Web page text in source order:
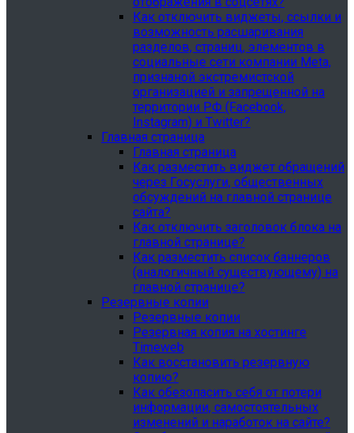
Как отключить виджеты, ссылки и
возможность расшаривания
разделов, страниц, элементов в
социальные сети компании Meta,
признаной экстремистской
организацией и запрещенной на
территории РФ (Facebook,
Instagram) и Twitter?
Главная страница
Главная страница
Как разместить виджет обращений
через Госуслуги, общественных
обсуждений на главной странице
сайта?
Как отключить заголовок блока на
главной странице?
Как разместить список баннеров
(аналогичный существующему) на
главной странице?
Резервные копии
Резервные копии
Резервная копия на хостинге
Timeweb
Как восстановить резервную
копию?
Как обезопасить себя от потери
информации, самостоятельных
изменений и наработок на сайте?